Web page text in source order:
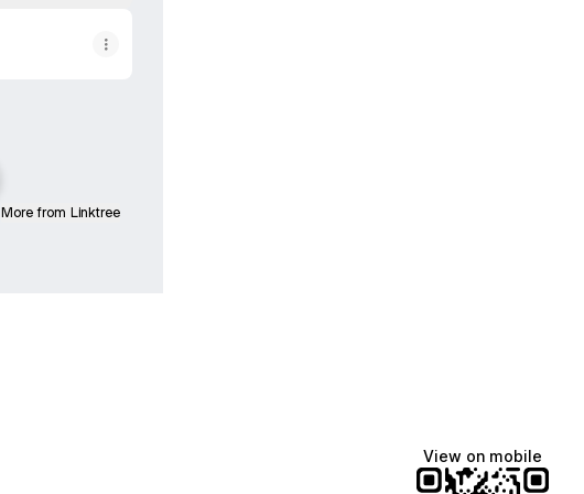
More from Linktree
View on mobile